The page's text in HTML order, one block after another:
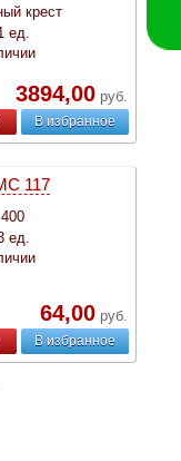
крест
ед.
3894,00руб.
В избранное
117
400
ед.
64,00руб.
В избранное